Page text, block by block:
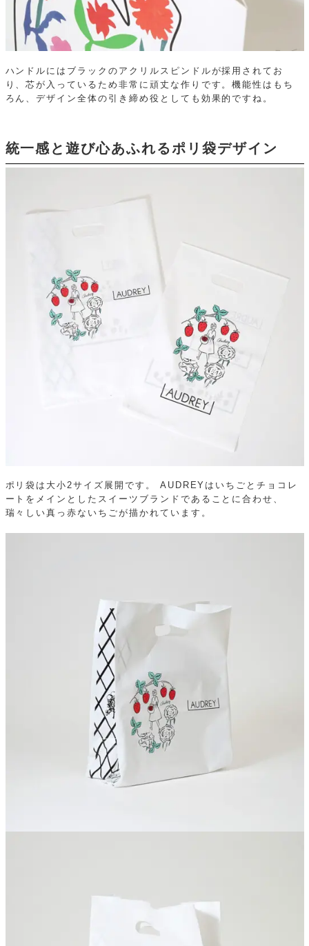
ハンドルにはブラックのアクリルスピンドルが採用されてお
り、芯が入っているため非常に頑丈な作りです。機能性はもち
ろん、デザイン全体の引き締め役としても効果的ですね。
統一感と遊び心あふれるポリ袋デザイン
ポリ袋は大小2サイズ展開です。
AUDREYはいちごとチョコレ
ートをメインとしたスイーツブランドであることに合わせ、
瑞々しい真っ赤ないちごが描かれています。